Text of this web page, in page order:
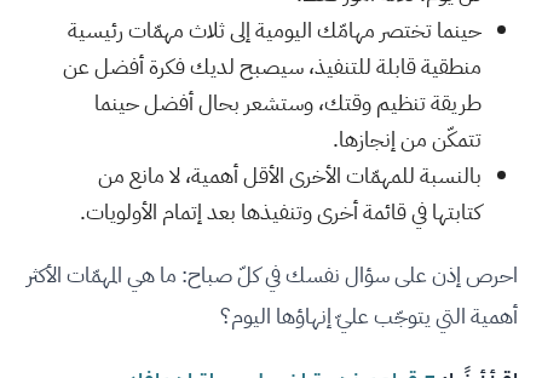
حينما تختصر مهامّك اليومية إلى ثلاث مهمّات رئيسية
منطقية قابلة للتنفيذ، سيصبح لديك فكرة أفضل عن
طريقة تنظيم وقتك، وستشعر بحال أفضل حينما
تتمكّن من إنجازها.
بالنسبة للمهمّات الأخرى الأقل أهمية، لا مانع من
كتابتها في قائمة أخرى وتنفيذها بعد إتمام الأولويات.
احرص إذن على سؤال نفسك في كلّ صباح: ما هي المهمّات الأكثر
أهمية التي يتوجّب عليّ إنهاؤها اليوم؟